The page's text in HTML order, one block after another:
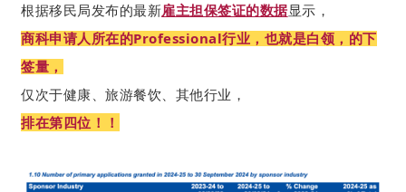
根据移民局发布的最新雇主担保签证的数据显示，
商科申请人所在的Professional行业，也就是白领，的下
签量，
仅次于健康、旅游餐饮、其他行业，
排在第四位！！